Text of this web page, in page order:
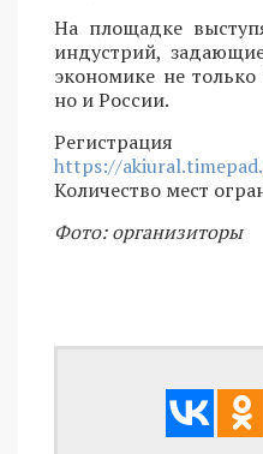
На площадке
индустрий,
экономике не
но и России.
https://
Количество мест
Фото: организиторы